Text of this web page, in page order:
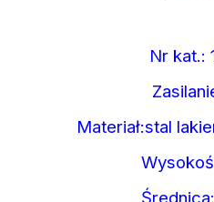
Nr kat.:
Materiał:stal